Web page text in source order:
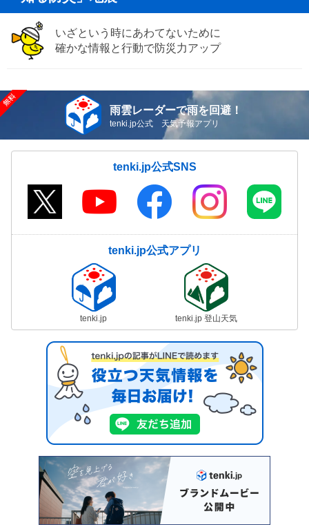
いざという時にあわてないために
確かな情報と行動で防災力アップ
雨雲レーダーで雨を回避！
tenki.jp公式 天気予報アプリ
tenki.jp公式SNS
tenki.jp公式アプリ
tenki.jp tenki.jp 登山天気